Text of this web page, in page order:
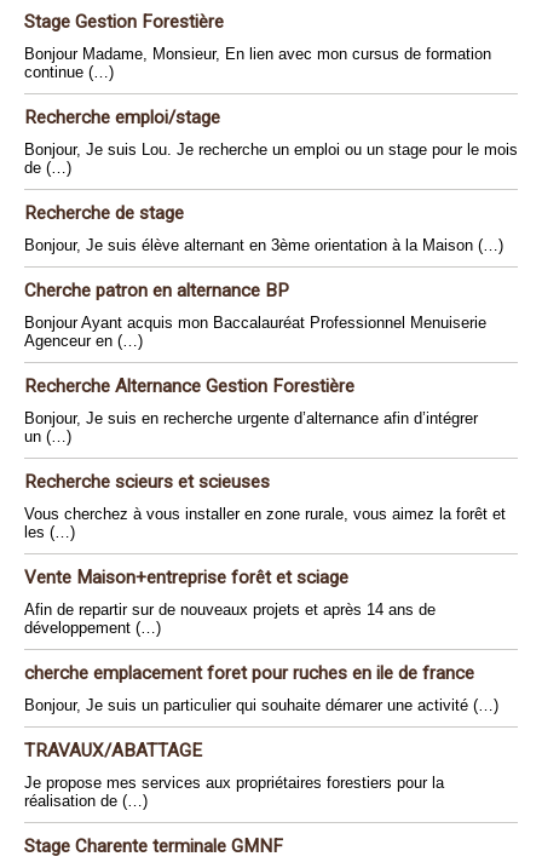
Stage Gestion Forestière
Bonjour Madame, Monsieur, En lien avec mon cursus de formation
continue (…)
Recherche emploi/stage
Bonjour, Je suis Lou. Je recherche un emploi ou un stage pour le mois
de (…)
Recherche de stage
Bonjour, Je suis élève alternant en 3ème orientation à la Maison (…)
Cherche patron en alternance BP
Bonjour Ayant acquis mon Baccalauréat Professionnel Menuiserie
Agenceur en (…)
Recherche Alternance Gestion Forestière
Bonjour, Je suis en recherche urgente d’alternance afin d’intégrer
un (…)
Recherche scieurs et scieuses
Vous cherchez à vous installer en zone rurale, vous aimez la forêt et
les (…)
Vente Maison+entreprise forêt et sciage
Afin de repartir sur de nouveaux projets et après 14 ans de
développement (…)
cherche emplacement foret pour ruches en ile de france
Bonjour, Je suis un particulier qui souhaite démarer une activité (…)
TRAVAUX/ABATTAGE
Je propose mes services aux propriétaires forestiers pour la
réalisation de (…)
Stage Charente terminale GMNF